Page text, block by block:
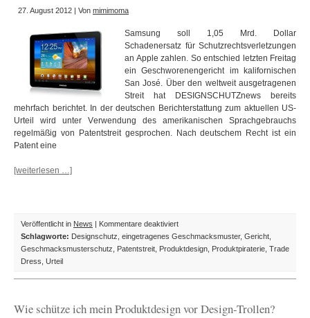
27. August 2012 | Von mimimoma
Samsung soll 1,05 Mrd. Dollar
Schadenersatz für Schutzrechtsverletzungen
an Apple zahlen. So entschied letzten Freitag
ein Geschworenengericht im kalifornischen
San José. Über den weltweit ausgetragenen
Streit hat DESIGNSCHUTZnews bereits
mehrfach berichtet. In der deutschen Berichterstattung zum aktuellen US-
Urteil wird unter Verwendung des amerikanischen Sprachgebrauchs
regelmäßig von Patentstreit gesprochen. Nach deutschem Recht ist ein
Patent eine
[weiterlesen …]
Veröffentlicht in News | Kommentare deaktiviertfür
Teures
Design:
1
Schlagworte: Designschutz eingetragenes Geschmacksmuster, Gericht
Geschmacksmusterschutz
Patentstreit Produktdesign Produktpiraterie Trade
Dress Urteil
Wie schütze ich mein Produktdesign vor Design-Trollen?